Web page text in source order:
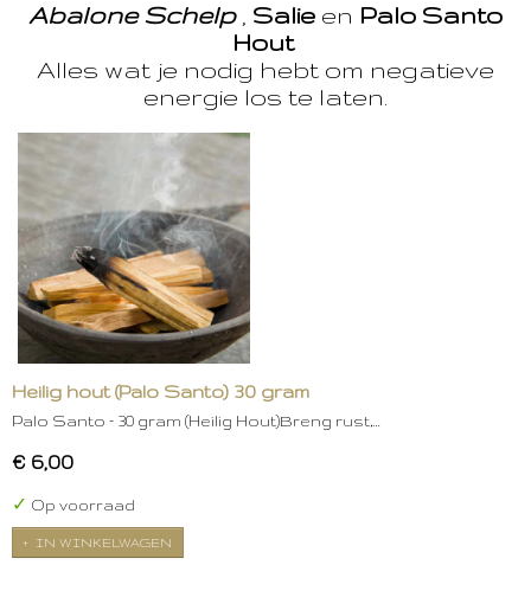
Abalone Schelp, Salie en Palo Santo
Hout
Alles wat je nodig hebt om negatieve
energie los te laten.
Heilig hout (Palo Santo) 30 gram
Palo Santo – 30 gram (Heilig Hout)Breng rust,…
€ 6,00
✓ Op voorraad
IN WINKELWAGEN